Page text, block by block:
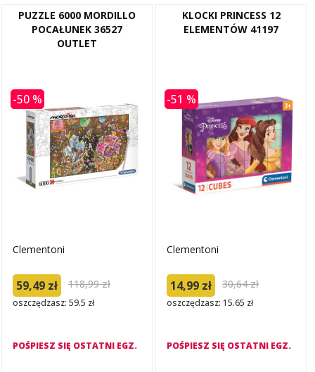
PUZZLE 6000 MORDILLO
POCAŁUNEK 36527
OUTLET
-50 %
Clementoni
59,49 zł 118,99 zł
oszczędzasz: 59.5 zł
POŚPIESZ SIĘ OSTATNI EGZ.
KLOCKI PRINCESS 12
ELEMENTÓW 41197
-51 %
Clementoni
14,99 zł 30,64 zł
oszczędzasz: 15.65 zł
POŚPIESZ SIĘ OSTATNI EGZ.